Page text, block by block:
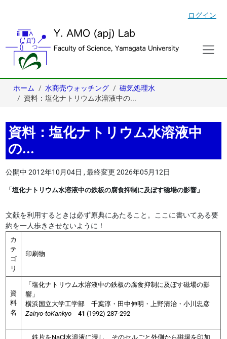
ログイン
ホーム 水商売ウォッチング
磁気処理水
資料：塩化ナトリウム水溶液中の...
資料：塩化ナトリウム水溶液中
の...
公開中 2012年10月04日 ,最終変更 2026年05月12日
「塩化ナトリウム水溶液中の鉄板の腐食抑制に及ぼす磁場の影響」
文献を利用するときは必ず原典にあたること。ここに書いてある要
約を一人歩きさせないように！
カ
テ
ゴ
リ
印刷物
資
料
名
「塩化ナトリウム水溶液中の鉄板の腐食抑制に及ぼす磁場の影
響」
横浜国立大学工学部 千葉淳・田中伸明・上野清治・小川忠彦
Zairyo-toKankyo
41 (1992) 287-292
鉄片をNaCl水溶液に浸し、そのセルごと外側から磁場を印加